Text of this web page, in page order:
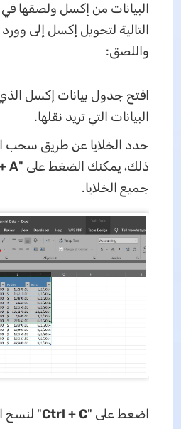
البيانات من إكسل ولصقها
التالية لتحويل إكسل إلى
واللصق:
افتح جدول بيانات إكسل
البيانات التي تريد نقلها.
حدد الخلايا عن طريق سحب
ذلك، يمكنك الضغط على "A
جميع الخلايا.
اضغط على "Ctrl + C" لنسخ